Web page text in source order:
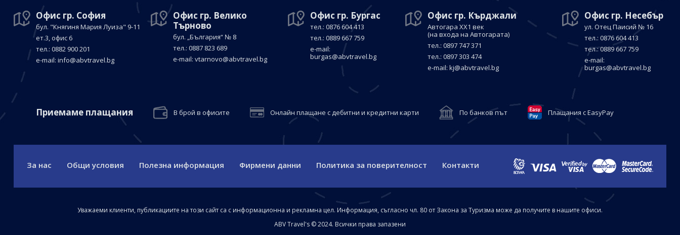
Офис гр. София
бул. "Княгиня Мария Луиза" 9-11
ет.3, офис 6
тел.: 0882 900 201
е-mail: info@abvtravel.bg
Офис гр. Велико
Търново
бул. „България“ № 8
тел.: 0887 823 689
е-mail: vtarnovo@abvtravel.bg
Офис гр. Бургас
тел.: 0876 604 413
тел.: 0889 667 759
е-mail:
burgas@abvtravel.bg
Офис гр. Кърджали
Автогара ХХ1 век
(на входа на Автогарата)
тел.: 0897 747 371
тел.: 0897 303 474
е-mail: kj@abvtravel.bg
Офис гр. Несебър
ул. Отец Паисий № 16
тел.: 0876 604 413
тел.: 0889 667 759
е-mail:
burgas@abvtravel.bg
Приемaме плащания В брой в офисите Онлайн плащане с дебитни и кредитни карти По банков път Плащания с EasyPay
За нас Общи условия Полезна информация Фирмени данни Политика за поверителност Контакти
Уважаеми клиенти, публикациите на този сайт са с информационна и рекламна цел. Информация, съгласно чл. 80 от Закона за Туризма може да получите в нашите офиси.
ABV Travel's © 2024. Всички права запазени